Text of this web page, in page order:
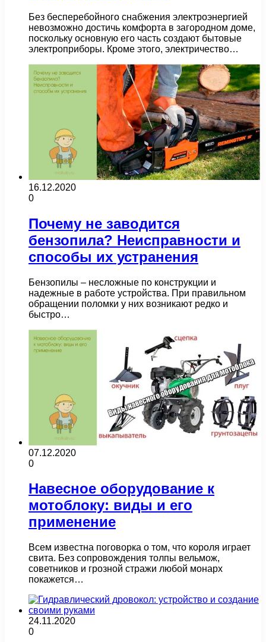
Без бесперебойного снабжения электроэнергией
невозможно достичь комфорта в загородном доме,
поскольку основную его часть создают бытовые
электроприборы. Кроме этого, электричество…
16.12.2020
0
Почему не заводится
бензопила? Неисправности и
способы их устранения
Бензопилы – несложные по конструкции и
надежные в работе устройства. При правильном
обращении поломки у них возникают редко и
быстро…
07.12.2020
0
Навесное оборудование к
мотоблоку: виды и его
применение
Всем известна поговорка о том, что короля играет
свита. Без сопровождения толпы вельмож,
советников и грозной стражи любой монарх
покажется…
24.11.2020
0